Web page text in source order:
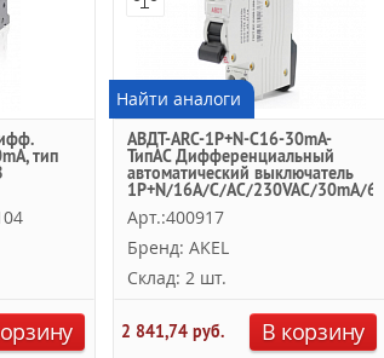
тип
Найти аналоги
АВДТ-ARC-1P+N-C16-30mA-
ТипAC Дифференциальный
автоматический выключатель
1P+N/16A/C/AC/230VAC/30mA/6kA
AKEL
Арт.:400917
Бренд: AKEL
Склад: 2 шт.
2 841,74 руб. В корзину